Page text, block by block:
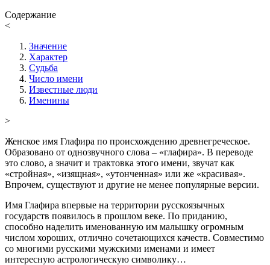
Содержание
<
Значение
Характер
Судьба
Число имени
Известные люди
Именины
>
Женское имя Глафира по происхождению древнегреческое.
Образовано от однозвучного слова – «глафира». В переводе
это слово, а значит и трактовка этого имени, звучат как
«стройная», «изящная», «утонченная» или же «красивая».
Впрочем, существуют и другие не менее популярные версии.
Имя Глафира впервые на территории русскоязычных
государств появилось в прошлом веке. По приданию,
способно наделить именованную им малышку огромным
числом хороших, отлично сочетающихся качеств. Совместимо
со многими русскими мужскими именами и имеет
интересную астрологическую символику…